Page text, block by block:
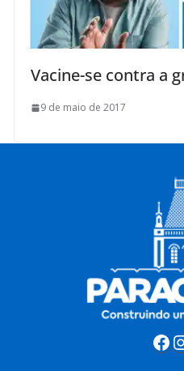
Vacine-se contra a
9 de maio de 2017